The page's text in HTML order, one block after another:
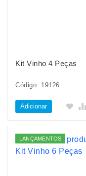
Kit Vinho 4 Peças
Código: 19126
Adicionar
LANÇAMENTOS